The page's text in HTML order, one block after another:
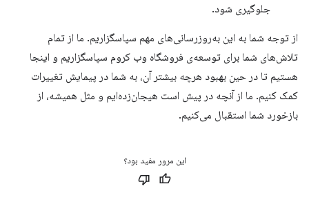
جلوگیری شود.
از توجه شما به این به‌روزرسانی‌های مهم سپاسگزاریم. ما از تمام
تلاش‌های شما برای توسعه‌ی فروشگاه وب کروم سپاسگزاریم و اینجا
هستیم تا در حین بهبود هرچه بیشتر آن، به شما در پیمایش تغییرات
کمک کنیم. ما از آنچه در پیش است هیجان‌زده‌ایم و مثل همیشه، از
بازخورد شما استقبال می‌کنیم.
این مرور مفید بود؟